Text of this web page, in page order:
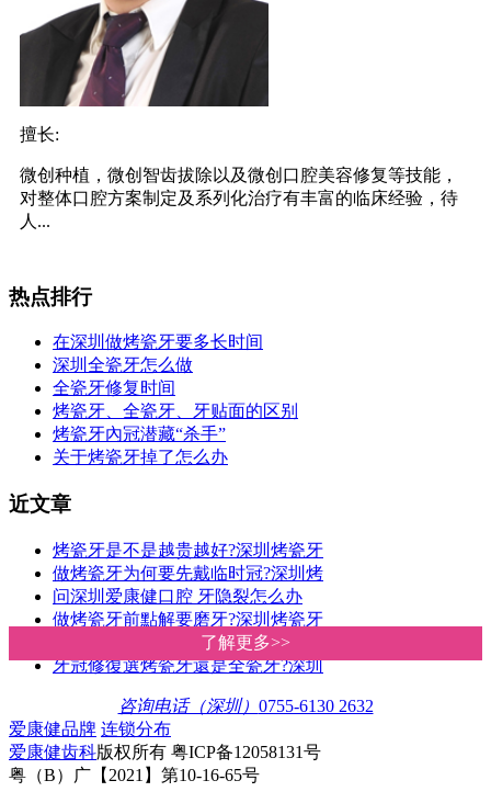
了解更多>>
了解更多>>
擅长:
微创种植，微创智齿拔除以及微创口腔美容修复等技能，
对整体口腔方案制定及系列化治疗有丰富的临床经验，待
人...
热点排行
在深圳做烤瓷牙要多长时间
深圳全瓷牙怎么做
全瓷牙修复时间
烤瓷牙、全瓷牙、牙贴面的区别
烤瓷牙內冠潜藏“杀手”
关于烤瓷牙掉了怎么办
近文章
烤瓷牙是不是越贵越好?深圳烤瓷牙
做烤瓷牙为何要先戴临时冠?深圳烤
问深圳爱康健口腔 牙隐裂怎么办
做烤瓷牙前點解要磨牙?深圳烤瓷牙
全瓷冠和烤瓷冠哪個好?區別是什麽
牙冠修復選烤瓷牙還是全瓷牙?深圳
咨询电话（深圳） 0755-6130 2632
爱康健品牌 连锁分布
爱康健齿科版权所有 粤ICP备12058131号
粤（B）广【2021】第10-16-65号